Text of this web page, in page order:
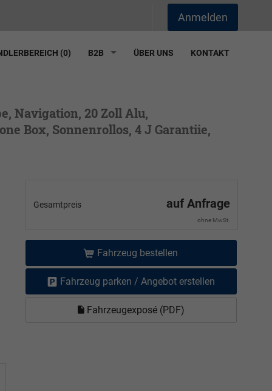
Anmelden
(0) B2B ÜBER UNS KONTAKT
Navigation, 20 Zoll Alu,
Box, Sonnenrollos, 4 J Garantiie,
Gesamtpreis auf Anfrage
ohne MwSt.
Fahrzeug bestellen
Fahrzeug parken / Angebot erstellen
Fahrzeugexposé (PDF)